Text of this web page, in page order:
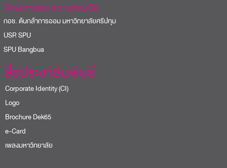
โครงการและความร่วมมือ
ช. ต้นกล้าการออม มหาวิทยาลัยศรีปทุม
SPU
Bangbua
สื่อประชาสัมพันธ์
Corporate Identity (CI)
Logo
Brochure Dek65
e-Card
เพลงมหาวิทยาลัย